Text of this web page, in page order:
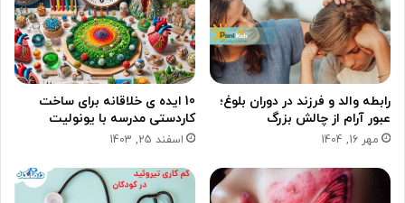
رابطه والد و فرزند در دوران بلوغ؛
عبور آرام از چالش بزرگ
مهر 16, 1404
10 ایده‌ ی خلاقانه برای ساخت
کاردستی مدرسه با یونولیت
اسفند 25, 1403